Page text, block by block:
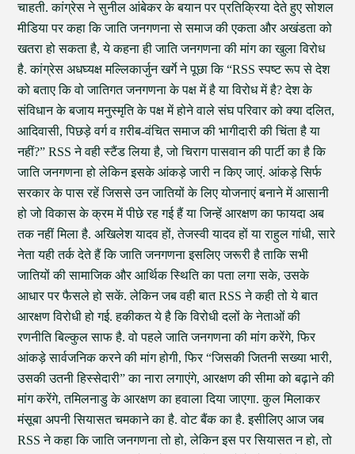
चाहती. कांग्रेस ने सुनील आंबेकर के बयान पर प्रतिक्रिया देते हुए सोशल
मीडिया पर कहा कि जात‍ि जनगणना से समाज की एकता और अखंडता को
खतरा हो सकता है, ये कहना ही जाति जनगणना की मांग का खुला विरोध
है. कांग्रेस अधघ्यक्ष मल्लिकार्जुन खर्गे ने पूछा कि “RSS स्पष्ट रूप से देश
को बताए कि वो जातिगत जनगणना के पक्ष में है या विरोध में है? देश के
संविधान के बजाय मनुस्मृति के पक्ष में होने वाले संघ परिवार को क्या दलित,
आदिवासी, पिछड़े वर्ग व ग़रीब-वंचित समाज की भागीदारी की चिंता है या
नहीं?” RSS ने वही स्टैंड लिया है, जो चिराग पासवान की पार्टी का है कि
जाति जनगणना हो लेकिन इसके आंकड़े जारी न किए जाएं. आंकड़े सिर्फ
सरकार के पास रहें जिससे उन जातियों के लिए योजनाएं बनाने में आसानी
हो जो विकास के क्रम में पीछे रह गई हैं या जिन्हें आरक्षण का फायदा अब
तक नहीं मिला है. अखिलेश यादव हों, तेजस्वी यादव हों या राहुल गांधी, सारे
नेता यही तर्क देते हैं कि जाति जनगणना इसलिए जरूरी है ताकि सभी
जातियों की सामाजिक और आर्थिक स्थिति का पता लगा सके, उसके
आधार पर फैसले हो सकें. लेकिन जब वही बात RSS ने कही तो ये बात
आरक्षण विरोधी हो गई. हकीकत ये है कि विरोधी दलों के नेताओं की
रणनीति बिल्कुल साफ है. वो पहले जाति जनगणना की मांग करेंगे, फिर
आंकड़े सार्वजनिक करने की मांग होगी, फिर “जिसकी जितनी सख्या भारी,
उसकी उतनी हिस्सेदारी” का नारा लगाएंगे, आरक्षण की सीमा को बढ़ाने की
मांग करेंगे, तमिलनाडु के आरक्षण का हवाला दिया जाएगा. कुल मिलाकर
मंसूबा अपनी सियासत चमकाने का है. वोट बैंक का है. इसीलिए आज जब
RSS ने कहा कि जाति जनगणना तो हो, लेकिन इस पर सियासत न हो, तो